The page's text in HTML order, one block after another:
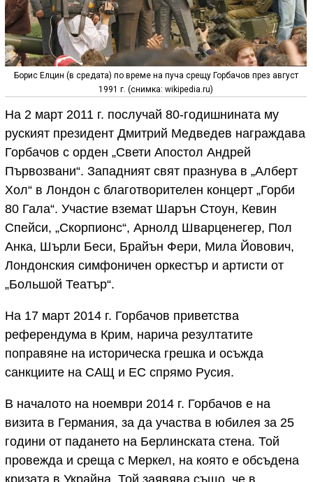
Борис Елцин (в средата) по време на пуча срещу Горбачов през август
1991 г. (снимка: wikipedia.ru)
На 2 март 2011 г. послучай 80-годишнината му
руският президент Дмитрий Медведев награждава
Горбачов с орден „Свети Апостол Андрей
Първозвани“. Западният свят празнува в „Алберт
Хол“ в Лондон с благотворителен концерт „Горби
80 Гала“. Участие вземат Шарън Стоун, Кевин
Спейси, „Скорпионс“, Арнолд Шварценегер, Пол
Анка, Шърли Беси, Брайън Фери, Мила Йовович,
Лондонския симфоничен оркестър и артисти от
„Большой Театър“.
На 17 март 2014 г. Горбачов приветства
референдума в Крим, нарича резултатите
поправяне на историческа грешка и осъжда
санкциите на САЩ и ЕС спрямо Русия.
В началото на ноември 2014 г. Горбачов е на
визита в Германия, за да участва в юбилея за 25
години от падането на Берлинската стена. Той
провежда и среща с Меркел, на която е обсъдена
кризата в Украйна. Той заявява също, че в